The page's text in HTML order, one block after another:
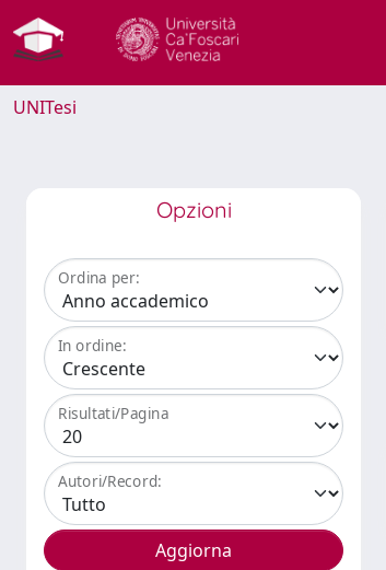
UNITesi
Opzioni
Ordina per:
In ordine:
Risultati/Pagina
Autori/Record: